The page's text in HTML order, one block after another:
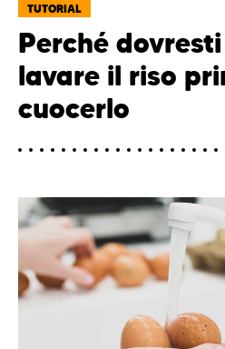
TUTORIAL
Perché
lavare il riso
cuocerlo